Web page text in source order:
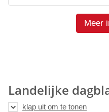
Meer
Landelijke